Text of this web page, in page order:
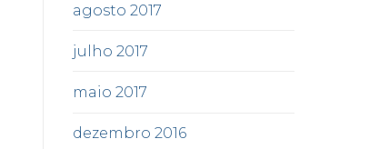
agosto 2017
julho 2017
maio 2017
dezembro 2016